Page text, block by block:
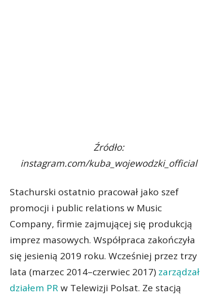
Źródło:
instagram.com/kuba_wojewodzki_official
Stachurski ostatnio pracował jako szef
promocji i public relations w Music
Company, firmie zajmującej się produkcją
imprez masowych. Współpraca zakończyła
się jesienią 2019 roku. Wcześniej przez trzy
lata (marzec 2014–czerwiec 2017) zarządzał
działem PRw Telewizji Polsat. Ze stacją